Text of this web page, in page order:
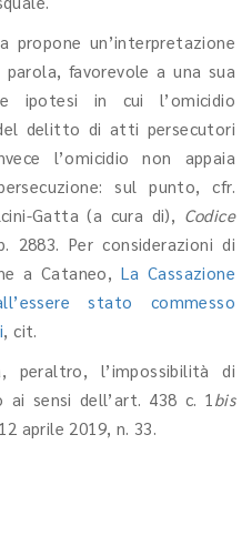
un’interpretazione
favorevole a una sua
ipotesi in cui l’omicidio
delitto di atti persecutori
l’omicidio non appaia
sul punto, cfr.
Gatta (a cura di), Codice
2883. Per considerazioni di
a Cataneo, La Cassazione
stato commesso
, cit.
peraltro, l’impossibilità di
sensi dell’art. 438 c. 1 bis
aprile 2019, n. 33.